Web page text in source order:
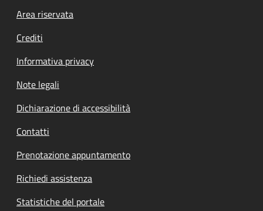
Footer menu
Area riservata
Crediti
Informativa privacy
Note legali
Dichiarazione di accessibilità
Contatti
Prenotazione appuntamento
Richiedi assistenza
Statistiche del portale